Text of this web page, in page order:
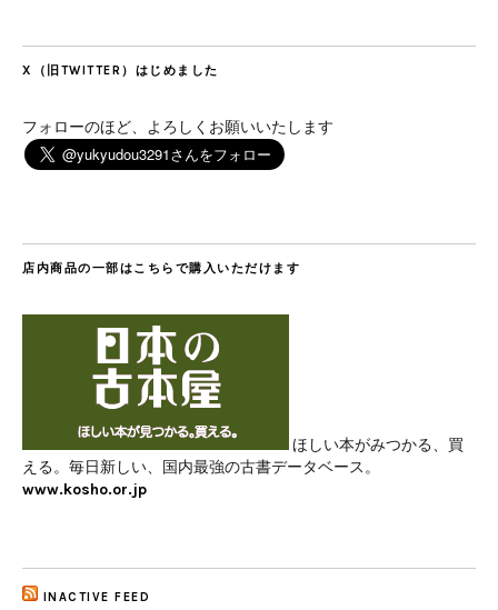
X（旧TWITTER）はじめました
フォローのほど、よろしくお願いいたします
店内商品の一部はこちらで購入いただけます
ほしい本がみつかる、買
える。毎日新しい、国内最強の古書データベース。
www.kosho.or.jp
INACTIVE FEED